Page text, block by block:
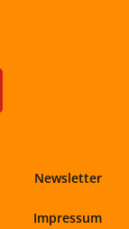
Newsletter
Impressum